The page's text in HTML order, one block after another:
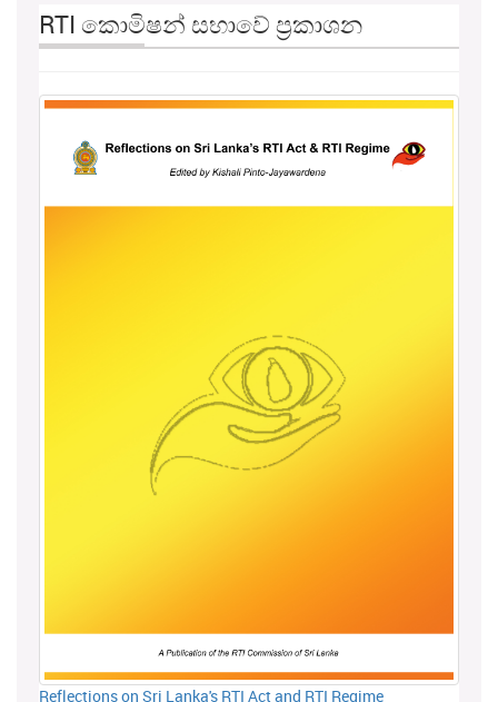
RTI කොමිෂන් සභාවේ ප්‍රකාශන
Reflections on Sri Lanka's RTI Act and RTI Regime